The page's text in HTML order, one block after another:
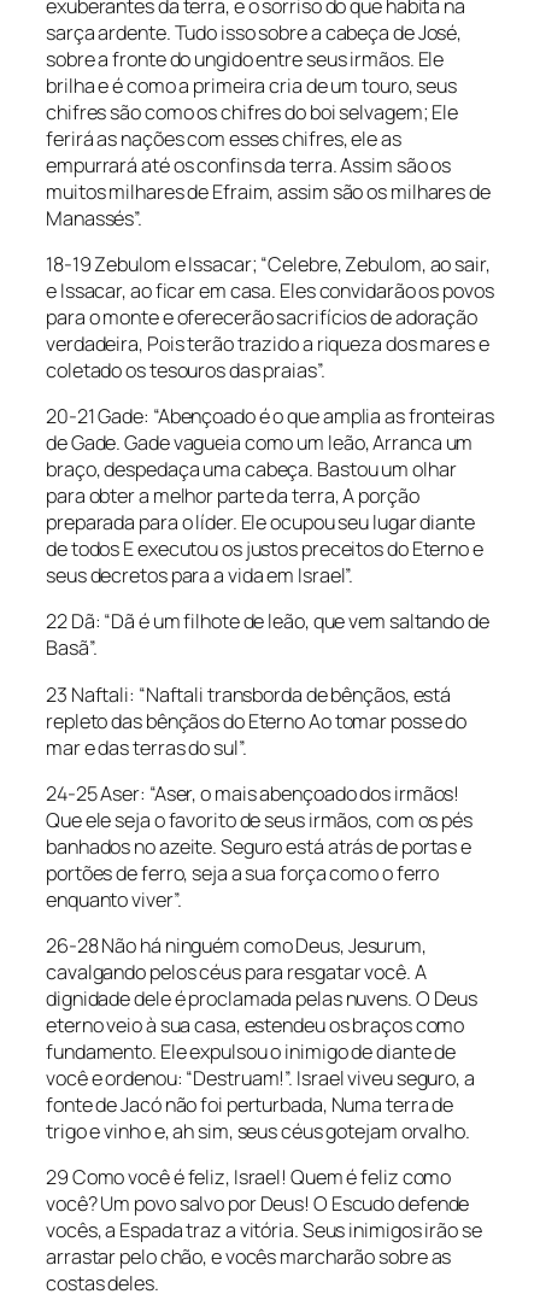
exuberantes da terra, e o sorriso do que habita na
sarça ardente. Tudo isso sobre a cabeça de José,
sobre a fronte do ungido entre seus irmãos. Ele
brilha e é como a primeira cria de um touro, seus
chifres são como os chifres do boi selvagem; Ele
ferirá as nações com esses chifres, ele as
empurrará até os confins da terra. Assim são os
muitos milhares de Efraim, assim são os milhares de
Manassés”.
18-19 Zebulom e Issacar; “Celebre, Zebulom, ao sair,
e Issacar, ao ficar em casa. Eles convidarão os povos
para o monte e oferecerão sacrifícios de adoração
verdadeira, Pois terão trazido a riqueza dos mares e
coletado os tesouros das praias”.
20-21 Gade: “Abençoado é o que amplia as fronteiras
de Gade. Gade vagueia como um leão, Arranca um
braço, despedaça uma cabeça. Bastou um olhar
para obter a melhor parte da terra, A porção
preparada para o líder. Ele ocupou seu lugar diante
de todos E executou os justos preceitos do Eterno e
seus decretos para a vida em Israel”.
22 Dã: “Dã é um filhote de leão, que vem saltando de
Basã”.
23 Naftali: “Naftali transborda de bênçãos, está
repleto das bênçãos do Eterno Ao tomar posse do
mar e das terras do sul”.
24-25 Aser: “Aser, o mais abençoado dos irmãos!
Que ele seja o favorito de seus irmãos, com os pés
banhados no azeite. Seguro está atrás de portas e
portões de ferro, seja a sua força como o ferro
enquanto viver”.
26-28 Não há ninguém como Deus, Jesurum,
cavalgando pelos céus para resgatar você. A
dignidade dele é proclamada pelas nuvens. O Deus
eterno veio à sua casa, estendeu os braços como
fundamento. Ele expulsou o inimigo de diante de
você e ordenou: “Destruam!”. Israel viveu seguro, a
fonte de Jacó não foi perturbada, Numa terra de
trigo e vinho e, ah sim, seus céus gotejam orvalho.
29 Como você é feliz, Israel! Quem é feliz como
você? Um povo salvo por Deus! O Escudo defende
vocês, a Espada traz a vitória. Seus inimigos irão se
arrastar pelo chão, e vocês marcharão sobre as
costas deles.